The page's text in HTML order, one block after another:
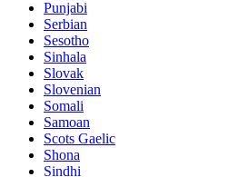
Punjabi
Serbian
Sesotho
Sinhala
Slovak
Slovenian
Somali
Samoan
Scots Gaelic
Shona
Sindhi